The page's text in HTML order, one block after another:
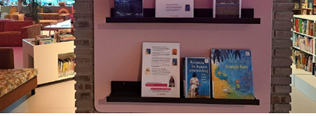
Eten
Drinken
Slapen
Recreatief